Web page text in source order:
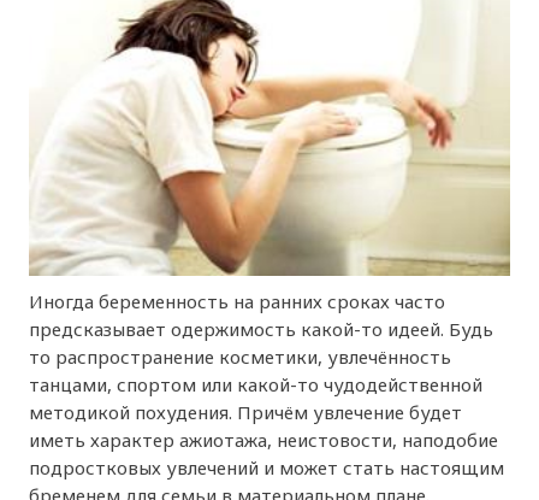
Иногда беременность на ранних сроках часто
предсказывает одержимость какой-то идеей. Будь
то распространение косметики, увлечённость
танцами, спортом или какой-то чудодейственной
методикой похудения. Причём увлечение будет
иметь характер ажиотажа, неистовости, наподобие
подростковых увлечений и может стать настоящим